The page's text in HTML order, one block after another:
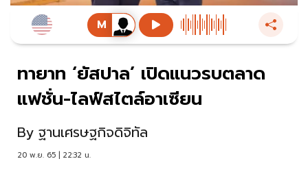
ทายาท ‘ยัสปาล’ เปิดแนวรบตลาด
แฟชั่น-ไลฟ์สไตล์อาเซียน
By ฐานเศรษฐกิจดิจิทัล
20 พ.ย. 65 | 22:32 น.